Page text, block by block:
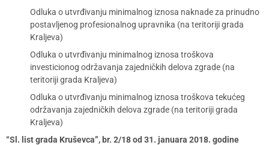
Odluka o utvrđivanju minimalnog iznosa naknade za prinudno
postavljenog profesionalnog upravnika (na teritoriji grada
Kraljeva)
Odluka o utvrđivanju minimalnog iznosa troškova
investicionog održavanja zajedničkih delova zgrade (na
teritoriji grada Kraljeva)
Odluka o utvrđivanju minimalnog iznosa troškova tekućeg
održavanja zajedničkih delova zgrade (na teritoriji grada
Kraljeva)
“Sl. list grada Kruševca”, br. 2/18 od 31. januara 2018. godine